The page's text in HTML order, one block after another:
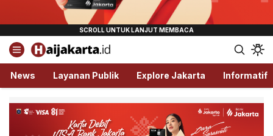
Haijakarta.id
Semua Tentang Jakarta Ada Disini!
News Layanan Publik Explore Jakarta Informatif